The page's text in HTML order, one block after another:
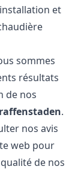
et
sommes
résultats
de nos
.
nos avis
web pour
de nos